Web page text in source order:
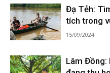
Đạ Tẻh:
tích trong
15/09/2024
Lâm Đồng: